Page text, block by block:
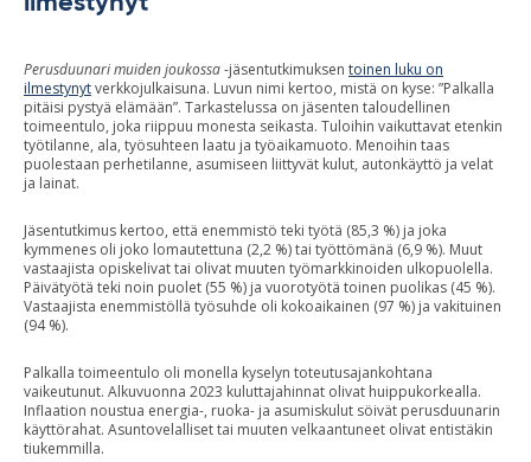
Perusduunari muiden joukossa-jäsentutkimuksen toinen luku on
ilmestynytverkkojulkaisuna. Luvun nimi kertoo, mistä on kyse: ”Palkalla
pitäisi pystyä elämään”. Tarkastelussa on jäsenten taloudellinen
toimeentulo, joka riippuu monesta seikasta. Tuloihin vaikuttavat etenkin
työtilanne, ala, työsuhteen laatu ja työaikamuoto. Menoihin taas
puolestaan perhetilanne, asumiseen liittyvät kulut, autonkäyttö ja velat
ja lainat.
Jäsentutkimus kertoo, että enemmistö teki työtä (85,3 %) ja joka
kymmenes oli joko lomautettuna (2,2 %) tai työttömänä (6,9 %). Muut
vastaajista opiskelivat tai olivat muuten työmarkkinoiden ulkopuolella.
Päivätyötä teki noin puolet (55 %) ja vuorotyötä toinen puolikas (45 %).
Vastaajista enemmistöllä työsuhde oli kokoaikainen (97 %) ja vakituinen
(94 %).
Palkalla toimeentulo oli monella kyselyn toteutusajankohtana
vaikeutunut. Alkuvuonna 2023 kuluttajahinnat olivat huippukorkealla.
Inflaation noustua energia-, ruoka- ja asumiskulut söivät perusduunarin
käyttörahat. Asuntovelalliset tai muuten velkaantuneet olivat entistäkin
tiukemmilla.